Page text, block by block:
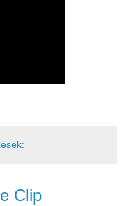
Clip